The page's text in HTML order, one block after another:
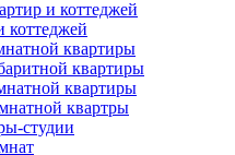
и коттеджей
коттеджей
квартиры
квартиры
квартиры
квартры
студии